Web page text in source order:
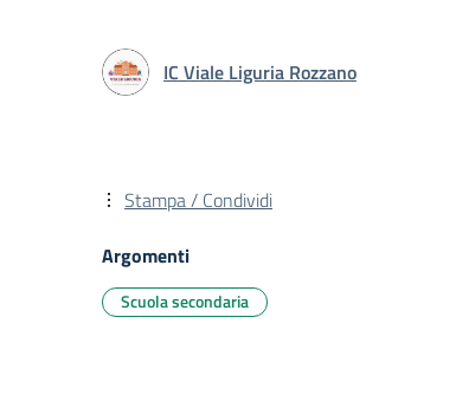
IC Viale Liguria Rozzano
Stampa / Condividi
Argomenti
Scuola secondaria